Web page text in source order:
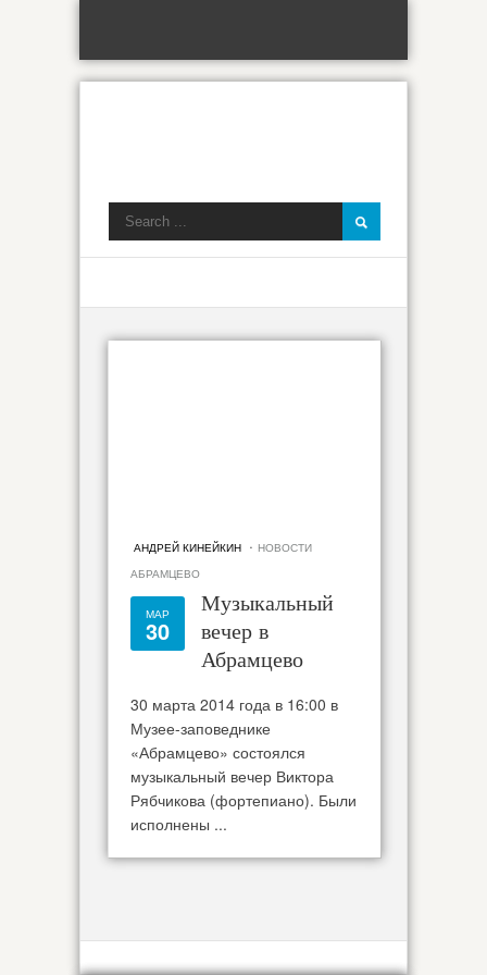
АНДРЕЙ КИНЕЙКИН · НОВОСТИ
АБРАМЦЕВО
МАР
30
Музыкальный
вечер в
Абрамцево
30 марта 2014 года в 16:00 в
Музее-заповеднике
«Абрамцево» состоялся
музыкальный вечер Виктора
Рябчикова (фортепиано). Были
исполнены ...